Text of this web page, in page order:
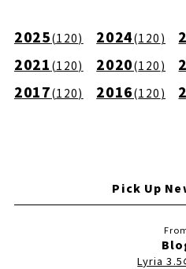
2025(120) 2024(120 )
2021 (120) 2020(120 )
2017(120) 2016(120 )
Pick Up
Lyria 3.5